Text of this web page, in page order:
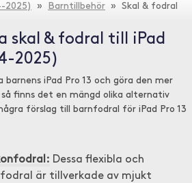
2025) » Barntillbehör » Skal & fodral
skal & fodral till iPad
2025)
iPad Pro 13 och göra den mer
finns det en mängd olika alternativ
förslag till barnfodral för iPad Pro 13
Dessa flexibla och
är tillverkade av mjukt